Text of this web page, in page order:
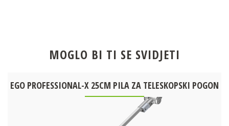
MOGLO BI TI SE SVIDJETI
EGO PROFESSIONAL-X 25CM PILA ZA TELESKOPSKI POGON